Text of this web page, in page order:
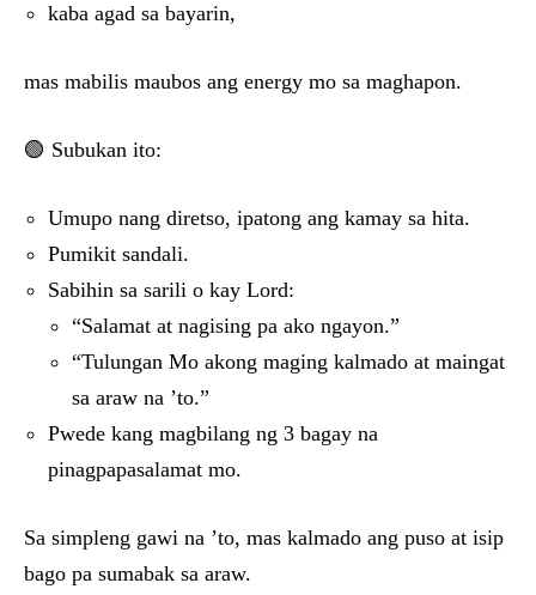
kaba agad sa bayarin,
mas mabilis maubos ang energy mo sa maghapon.
🟢 Subukan ito:
Umupo nang diretso, ipatong ang kamay sa hita.
Pumikit sandali.
Sabihin sa sarili o kay Lord:
“Salamat at nagising pa ako ngayon.”
“Tulungan Mo akong maging kalmado at maingat
sa araw na ’to.”
Pwede kang magbilang ng 3 bagay na
pinagpapasalamat mo.
Sa simpleng gawi na ’to, mas kalmado ang puso at isip
bago pa sumabak sa araw.